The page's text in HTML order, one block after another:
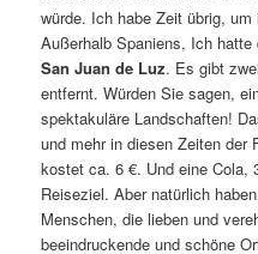
würde. Ich habe Zeit übrig,
Außerhalb Spaniens, Ich hatte
San Juan de Luz. Es gibt
entfernt. Würden Sie sagen,
spektakuläre Landschaften!
und mehr in diesen Zeiten der
kostet ca. 6 €. Und eine Cola,
Reiseziel. Aber natürlich
Menschen, die lieben und
beeindruckende und schöne